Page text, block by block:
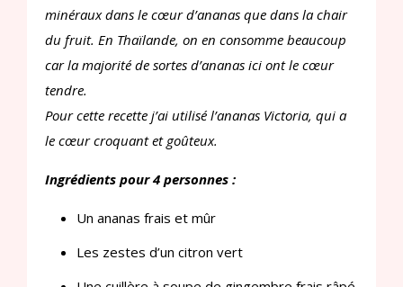
minéraux dans le cœur d’ananas que dans la chair
du fruit. En Thaïlande, on en consomme beaucoup
car la majorité de sortes d’ananas ici ont le cœur
tendre.
Pour cette recette j’ai utilisé l’ananas Victoria, qui a
le cœur croquant et goûteux.
Ingrédients pour 4 personnes :
Un ananas frais et mûr
Les zestes d’un citron vert